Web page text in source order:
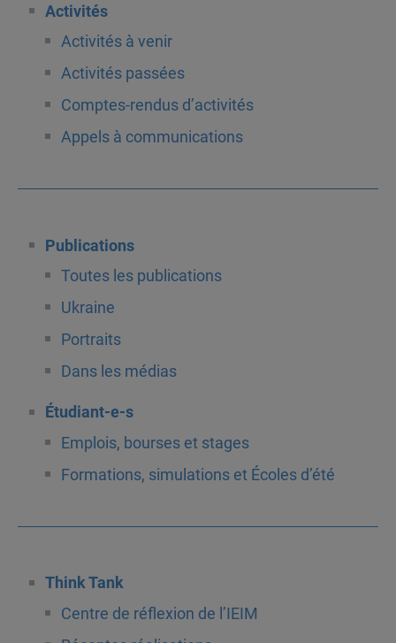
Activités
Activités à venir
Activités passées
Comptes-rendus d’activités
Appels à communications
Publications
Toutes les publications
Ukraine
Portraits
Dans les médias
Étudiant-e-s
Emplois, bourses et stages
Formations, simulations et Écoles d’été
Think Tank
Centre de réflexion de l’IEIM